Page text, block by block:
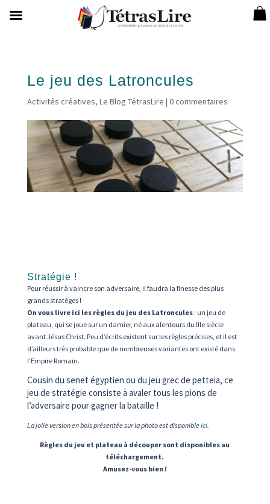
Le jeu des Latroncules
Activités créatives, Le Blog TétrasLire | 0 commentaires
Stratégie !
Pour réussir à vaincre son adversaire, il faudra la finesse des plus
grands stratèges !
On vous livre ici les règles du jeu des Latroncules: un jeu de
plateau, qui se joue sur un damier, né aux alentours du IIIe siècle
avant Jésus Christ. Peu d’écrits existent sur les règles précises, et il est
d’ailleurs très probable que de nombreuses variantes ont existé dans
l’Empire Romain.
Cousin du senet égyptien ou du jeu grec de petteia, ce
jeu de stratégie consiste à avaler tous les pions de
l’adversaire pour gagner la bataille !
La jolie version en bois présentée sur la photo est disponibleici.
Règles du jeu et plateau à découper sont disponibles au
téléchargement.
Amusez-vous bien !